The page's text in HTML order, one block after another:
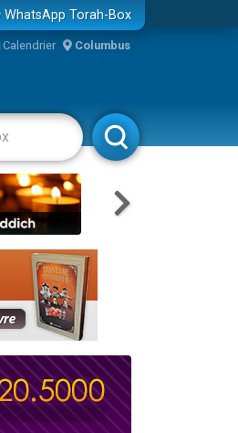
WhatsApp Torah-Box
Calendrier Columbus